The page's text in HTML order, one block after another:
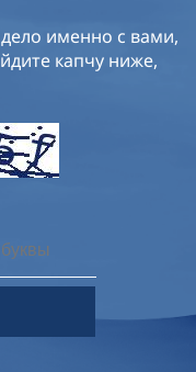
именно с вами,
капчу ниже,